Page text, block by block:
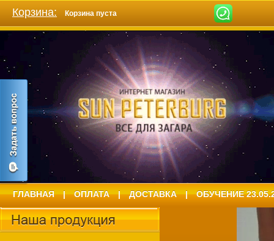
Корзина: Корзина пуста
ГЛАВНАЯ | ОПЛАТА | ДОСТАВКА | ОБУЧЕНИЕ